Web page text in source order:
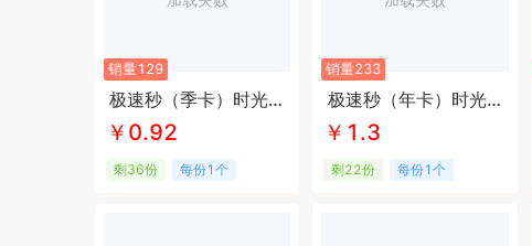
销量129
极速秒（季卡）时光云同款
￥0.92
剩36份 每份1个
销量233
极速秒（年卡）时光云同款
￥1.3
剩22份 每份1个